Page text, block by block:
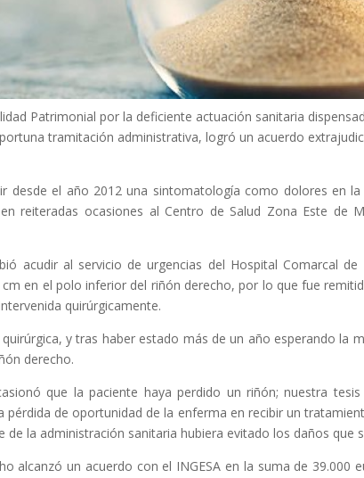
Patrimonial por la deficiente actuación sanitaria
tramitación administrativa, logró un acuerdo
desde el año 2012 una sintomatología como dolores en
reiteradas ocasiones al Centro de Salud Zona Este de
acudir al servicio de urgencias del Hospital Comarcal
en el polo inferior del riñón derecho, por lo que fue
quirúrgicamente.
y tras haber estado más de un año esperando la
derecho.
que la paciente haya perdido un riñón; nuestra
pérdida de oportunidad de la enferma en recibir un
la administración sanitaria hubiera evitado los daños que
alcanzó un acuerdo con el INGESA en la suma de 39.000